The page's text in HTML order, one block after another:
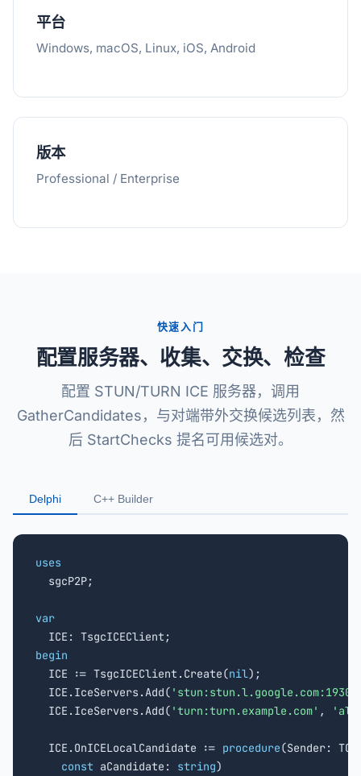
平台
Windows, macOS, Linux, iOS, Android
版本
Professional / Enterprise
快速入门
配置服务器、收集、交换、检查
配置 STUN/TURN ICE 服务器，调用
GatherCandidates，与对端带外交换候选列表，然
后 StartChecks 提名可用候选对。
Delphi C++ Builder
uses
sgcP2P;
var
begin
ICE := TsgcICEClient.Create(nil);
  ICE.IceServers.Add(
  ICE.IceServers.Add(
'turn:turn.example.com' ,
  ICE.OnICELocalCandidate :=
procedure(Sender:
const aCandidate: string)